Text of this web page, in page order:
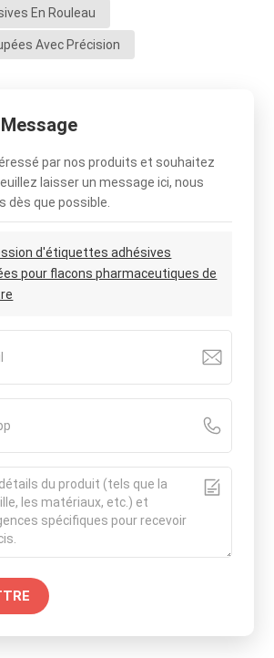
En Rouleau
Avec Précision
par nos produits et souhaitez
laisser un message ici, nous
dès que possible.
d'étiquettes adhésives
pour flacons pharmaceutiques de